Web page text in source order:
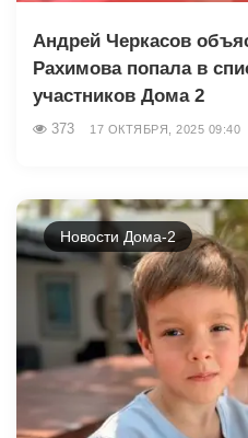
Андрей Черкасов
Рахимова попала в
участников Дома 2
373 17 ОКТЯБРЯ, 2025 09:40
Новости Дома-2